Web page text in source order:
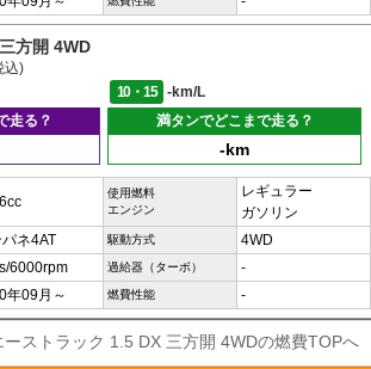
方開 4WD
込)
10・15
-km/L
走る？
満タンでどこまで走る？
-km
使用燃料
エンジン
レギュラー
ガソリン
ネ4AT 駆動方式 4WD
6000rpm 過給器（ターボ） -
年09月～ 燃費性能 -
ストラック 1.5 DX 三方開 4WDの燃費TOPへ